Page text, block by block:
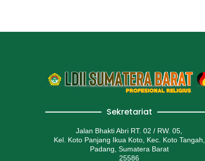
Sekretariat
Jalan Bhakti Abri RT. 02 / RW. 05,
Kel. Koto Panjang Ikua Koto, Kec. Koto Tangah,
Padang, Sumatera Barat
25586